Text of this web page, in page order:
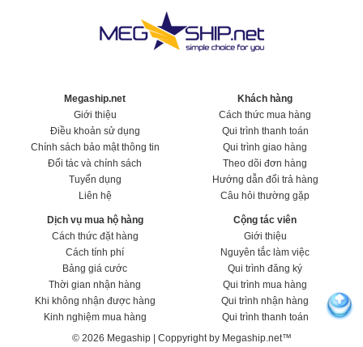
Megaship.net
Giới thiệu
Điều khoản sử dụng
Chính sách bảo mật thông tin
Đối tác và chính sách
Tuyển dụng
Liên hệ
Khách hàng
Cách thức mua hàng
Qui trình thanh toán
Qui trình giao hàng
Theo dõi đơn hàng
Hướng dẫn đổi trả hàng
Câu hỏi thường gặp
Dịch vụ mua hộ hàng
Cách thức đặt hàng
Cách tính phí
Bảng giá cước
Thời gian nhận hàng
Khi không nhận được hàng
Kinh nghiệm mua hàng
Cộng tác viên
Giới thiệu
Nguyên tắc làm việc
Qui trình đăng ký
Qui trình mua hàng
Qui trình nhận hàng
Qui trình thanh toán
© 2026 Megaship | Coppyright by Megaship.net™